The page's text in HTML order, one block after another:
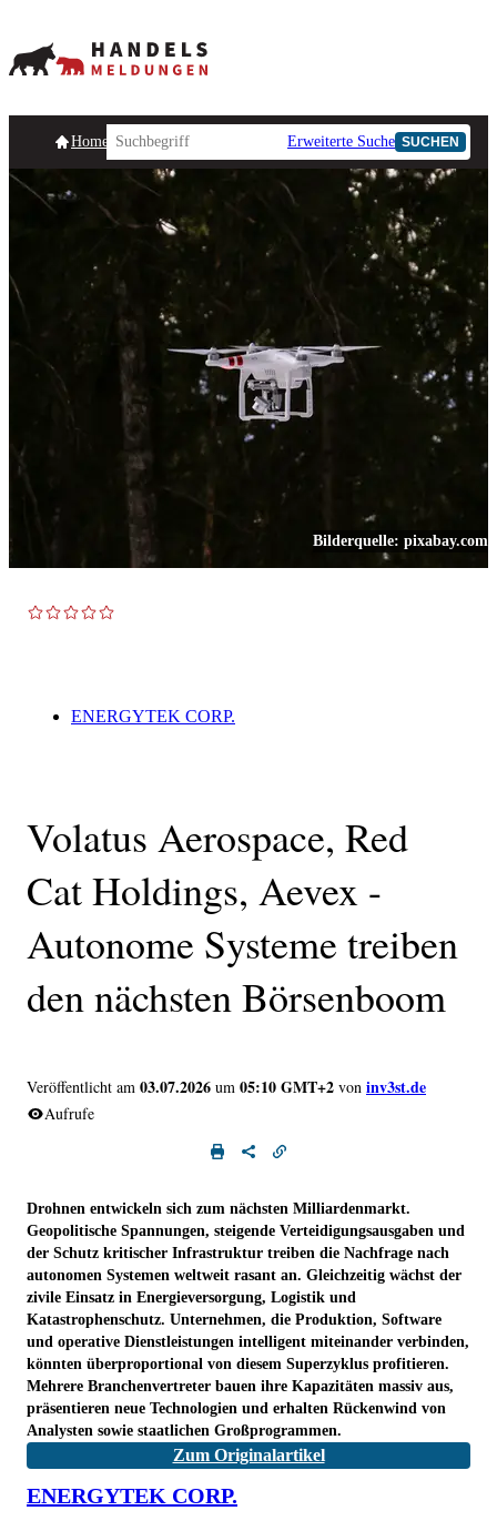
HomepageHandelsmeldungen Ad-Hoc-Meldungen
Erweiterte Suche SUCHEN
Bilderquelle: pixabay.com
ENERGYTEK CORP.
Volatus Aerospace, Red
Cat Holdings, Aevex -
Autonome Systeme treiben
den nächsten Börsenboom
Veröffentlicht am 03.07.2026 um 05:10 GMT+2 von inv3st.de
Aufrufe
Drohnen entwickeln sich zum nächsten Milliardenmarkt.
Geopolitische Spannungen, steigende Verteidigungsausgaben und
der Schutz kritischer Infrastruktur treiben die Nachfrage nach
autonomen Systemen weltweit rasant an. Gleichzeitig wächst der
zivile Einsatz in Energieversorgung, Logistik und
Katastrophenschutz. Unternehmen, die Produktion, Software
und operative Dienstleistungen intelligent miteinander verbinden,
könnten überproportional von diesem Superzyklus profitieren.
Mehrere Branchenvertreter bauen ihre Kapazitäten massiv aus,
präsentieren neue Technologien und erhalten Rückenwind von
Analysten sowie staatlichen Großprogrammen.
Zum Originalartikel
ENERGYTEK CORP.